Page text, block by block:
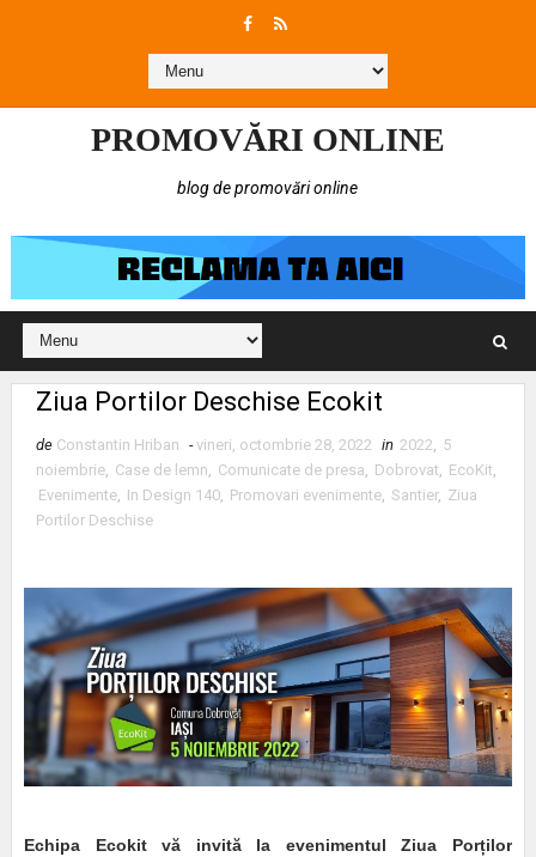
PROMOVĂRI ONLINE
blog de promovări online
Ziua Portilor Deschise Ecokit
de Constantin Hriban - vineri, octombrie 28, 2022 in 2022, 5
noiembrie, Case de lemn, Comunicate de presa, Dobrovat, EcoKit,
Evenimente, In Design 140, Promovari evenimente, Santier, Ziua
Portilor Deschise
Echipa Ecokit vă invită la evenimentul Ziua Porților